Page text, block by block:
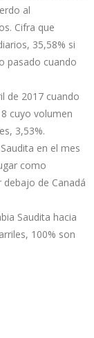
al
Cifra que
35,58% si
pasado cuando
de 2017 cuando
cuyo volumen
3,53%.
en el mes
como
de Canadá
Saudita hacia
100% son